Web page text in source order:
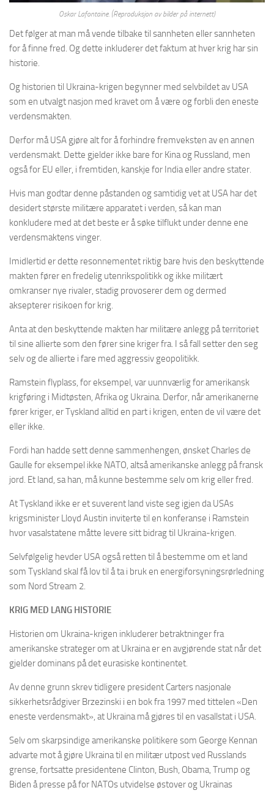
Oskar Lafontaine. (Reproduksjon av bilder på internett)
Det følger at man må vende tilbake til sannheten eller sannheten
for å finne fred. Og dette inkluderer det faktum at hver krig har sin
historie.
Og historien til Ukraina-krigen begynner med selvbildet av USA
som en utvalgt nasjon med kravet om å være og forbli den eneste
verdensmakten.
Derfor må USA gjøre alt for å forhindre fremveksten av en annen
verdensmakt. Dette gjelder ikke bare for Kina og Russland, men
også for EU eller, i fremtiden, kanskje for India eller andre stater.
Hvis man godtar denne påstanden og samtidig vet at USA har det
desidert største militære apparatet i verden, så kan man
konkludere med at det beste er å søke tilflukt under denne ene
verdensmaktens vinger.
Imidlertid er dette resonnementet riktig bare hvis den beskyttende
makten fører en fredelig utenrikspolitikk og ikke militært
omkranser nye rivaler, stadig provoserer dem og dermed
aksepterer risikoen for krig.
Anta at den beskyttende makten har militære anlegg på territoriet
til sine allierte som den fører sine kriger fra. I så fall setter den seg
selv og de allierte i fare med aggressiv geopolitikk.
Ramstein flyplass, for eksempel, var uunnværlig for amerikansk
krigføring i Midtøsten, Afrika og Ukraina. Derfor, når amerikanerne
fører kriger, er Tyskland alltid en part i krigen, enten de vil være det
eller ikke.
Fordi han hadde sett denne sammenhengen, ønsket Charles de
Gaulle for eksempel ikke NATO, altså amerikanske anlegg på fransk
jord. Et land, sa han, må kunne bestemme selv om krig eller fred.
At Tyskland ikke er et suverent land viste seg igjen da USAs
krigsminister Lloyd Austin inviterte til en konferanse i Ramstein
hvor vasalstatene måtte levere sitt bidrag til Ukraina-krigen.
Selvfølgelig hevder USA også retten til å bestemme om et land
som Tyskland skal få lov til å ta i bruk en energiforsyningsrørledning
som Nord Stream 2.
KRIG MED LANG HISTORIE
Historien om Ukraina-krigen inkluderer betraktninger fra
amerikanske strateger om at Ukraina er en avgjørende stat når det
gjelder dominans på det eurasiske kontinentet.
Av denne grunn skrev tidligere president Carters nasjonale
sikkerhetsrådgiver Brzezinski i en bok fra 1997 med tittelen «Den
eneste verdensmakt», at Ukraina må gjøres til en vasallstat i USA.
Selv om skarpsindige amerikanske politikere som George Kennan
advarte mot å gjøre Ukraina til en militær utpost ved Russlands
grense, fortsatte presidentene Clinton, Bush, Obama, Trump og
Biden å presse på for NATOs utvidelse østover og Ukrainas